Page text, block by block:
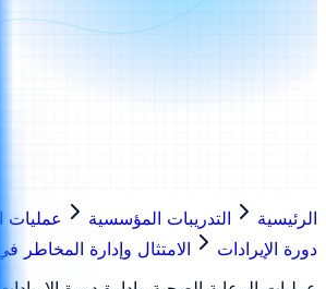
الرئيسية التدريبات المؤسسية
عمليات
دورة الإيرادات
الامتثال وإدارة المخاطر